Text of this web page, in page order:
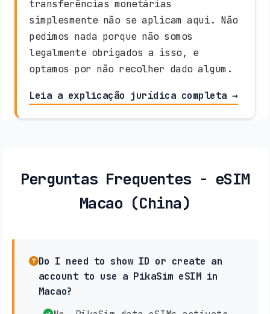
transferências monetárias
simplesmente não se aplicam aqui. Não
pedimos nada porque não somos
legalmente obrigados a isso, e
optamos por não recolher dado algum.
Leia a explicação jurídica completa →
Perguntas Frequentes - eSIM
Macao (China)
Do I need to show ID or create an
account to use a PikaSim eSIM in
Macao?